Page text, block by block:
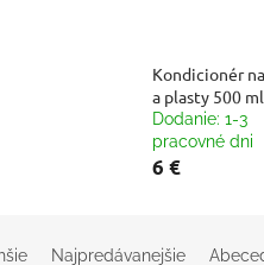
Kondicionér
a plasty 500 ml
Dodanie: 1-3
pracovné dni
6 €
Najpredávanejšie